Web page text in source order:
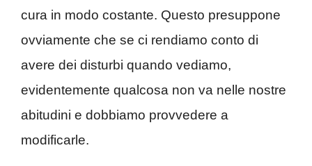
cura in modo costante. Questo presuppone
ovviamente che se ci rendiamo conto di
avere dei disturbi quando vediamo,
evidentemente qualcosa non va nelle nostre
abitudini e dobbiamo provvedere a
modificarle.